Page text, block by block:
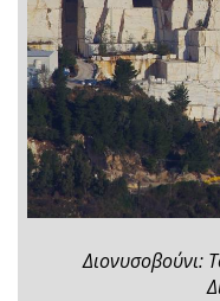
Διονυσοβούνι: